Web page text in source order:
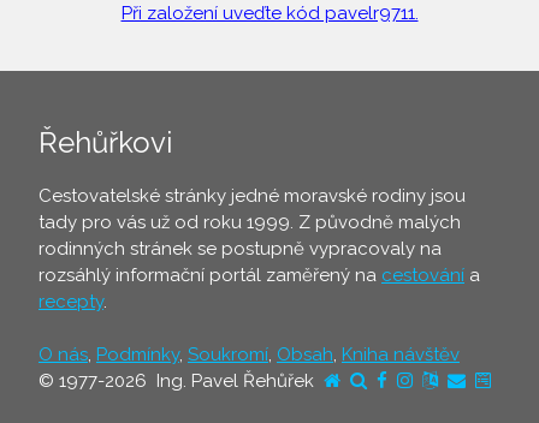
Při založení uveďte kód pavelr9711.
Řehůřkovi
Cestovatelské stránky jedné moravské rodiny jsou
tady pro vás už od roku 1999. Z původně malých
rodinných stránek se postupně vypracovaly na
rozsáhlý informační portál zaměřený na cestování a
recepty.
O nás, Podmínky, Soukromí, Obsah, Kniha návštěv
© 1977-2026 Ing. Pavel Řehůřek